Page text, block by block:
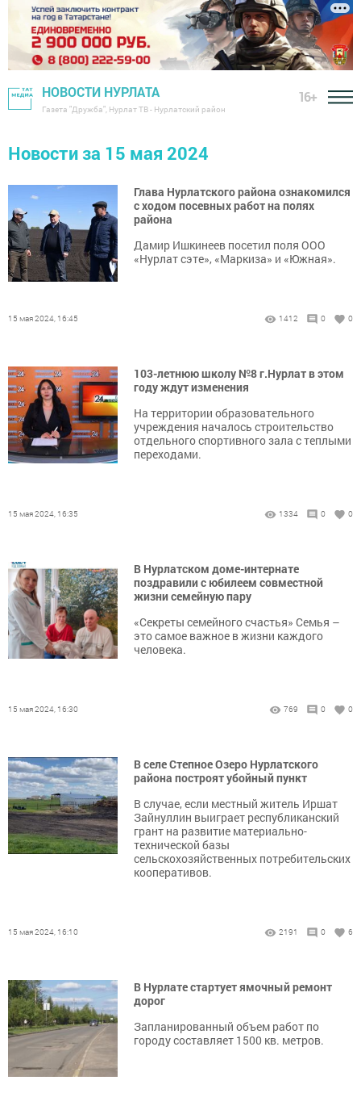
НОВОСТИ НУРЛАТА
Газета "Дружба", Нурлат ТВ - Нурлатский район
16+
Новости за 15 мая 2024
Глава Нурлатского района ознакомился
с ходом посевных работ на полях
района
Дамир Ишкинеев посетил поля ООО
«Нурлат сэте», «Маркиза» и «Южная».
15 мая 2024, 16:45 1412 0 0
103-летнюю школу №8 г.Нурлат в этом
году ждут изменения
На территории образовательного
учреждения началось строительство
отдельного спортивного зала с теплыми
переходами.
15 мая 2024, 16:35 1334 0 0
В Нурлатском доме-интернате
поздравили с юбилеем совместной
жизни семейную пару
«Секреты семейного счастья» Семья –
это самое важное в жизни каждого
человека.
15 мая 2024, 16:30 769 0 0
В селе Степное Озеро Нурлатского
района построят убойный пункт
В случае, если местный житель Иршат
Зайнуллин выиграет республиканский
грант на развитие материально-
технической базы
сельскохозяйственных потребительских
кооперативов.
15 мая 2024, 16:10 2191 0 6
В Нурлате стартует ямочный ремонт
дорог
Запланированный объем работ по
городу составляет 1500 кв. метров.